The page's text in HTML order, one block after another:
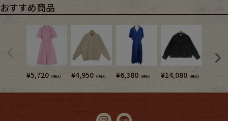
おすすめ商品
¥5,720 （税込） ¥4,950 （税込） ¥6,380 （税込） ¥14,080 （税込）